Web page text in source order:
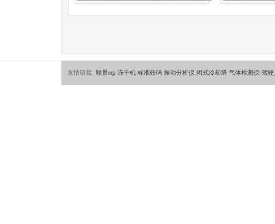
友情链接: 顺景erp 冻干机 标准砝码 振动分析仪 闭式冷却塔 气体检测仪 驾驶